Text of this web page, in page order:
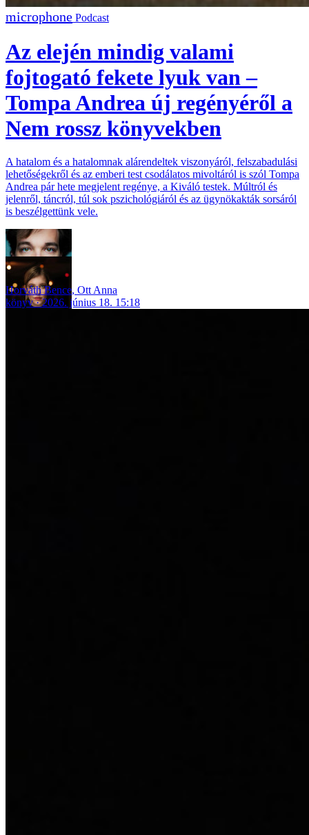
Podcast
Az elején mindig valami
fojtogató fekete lyuk van –
Tompa Andrea új regényéről a
Nem rossz könyvekben
A hatalom és a hatalomnak alárendeltek viszonyáról, felszabadulási
lehetőségekről és az emberi test csodálatos mivoltáról is szól Tompa
Andrea pár hete megjelent regénye, a Kiváló testek. Múltról és
jelenről, táncról, túl sok pszichológiáról és az ügynökakták sorsáról
is beszélgettünk vele.
Horváth Bence, Ott Anna
könyv
2026. június 18. 15:18